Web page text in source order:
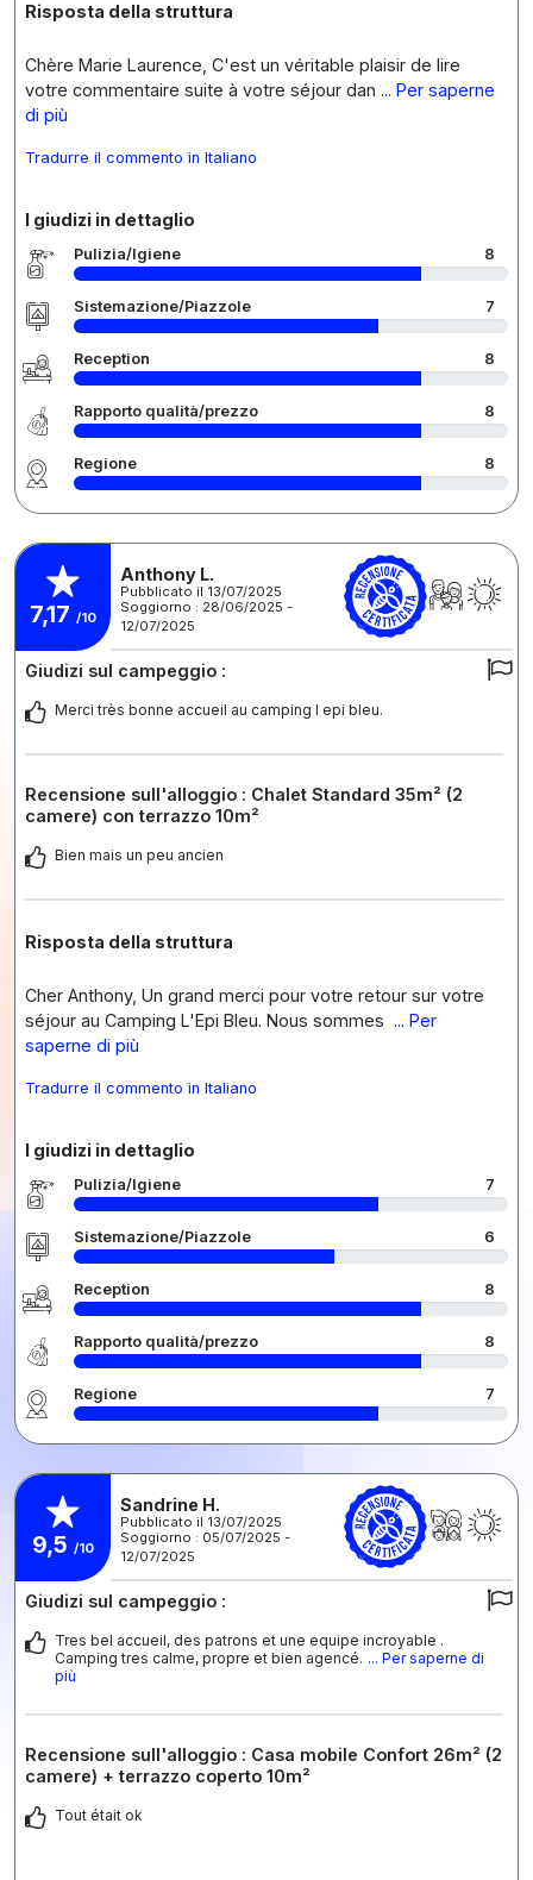
Risposta della struttura
Chère Marie Laurence, C'est un véritable plaisir de lire
votre commentaire suite à votre séjour dan ... Per saperne
di più
Tradurre il commento in Italiano
I giudizi in dettaglio
Pulizia/Igiene 8
Sistemazione/Piazzole 7
Reception 8
Rapporto qualità/prezzo 8
Regione 8
7,17 /10
Anthony L.
Pubblicato il 13/07/2025
Soggiorno : 28/06/2025 -
12/07/2025
Giudizi sul campeggio :
Merci très bonne accueil au camping l epi bleu.
Recensione sull'alloggio : Chalet Standard 35m² (2
camere) con terrazzo 10m²
Bien mais un peu ancien
Risposta della struttura
Cher Anthony, Un grand merci pour votre retour sur votre
séjour au Camping L'Epi Bleu. Nous sommes ... Per
saperne di più
Tradurre il commento in Italiano
I giudizi in dettaglio
Pulizia/Igiene 7
Sistemazione/Piazzole 6
Reception 8
Rapporto qualità/prezzo 8
Regione 7
9,5 /10
Sandrine H.
Pubblicato il 13/07/2025
Soggiorno : 05/07/2025 -
12/07/2025
Giudizi sul campeggio :
Tres bel accueil, des patrons et une equipe incroyable .
Camping tres calme, propre et bien agencé. ... Per saperne di
più
Recensione sull'alloggio : Casa mobile Confort 26m² (2
camere) + terrazzo coperto 10m²
Tout était ok